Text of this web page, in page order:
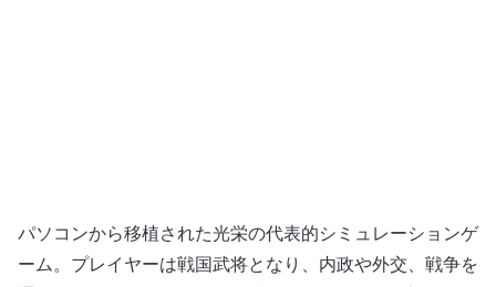
パソコンから移植された光栄の代表的シミュレーションゲ
ーム。プレイヤーは戦国武将となり、内政や外交、戦争を